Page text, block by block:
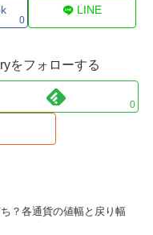
0
LINE
をフォローする
0
？各通貨の値幅と戻り幅